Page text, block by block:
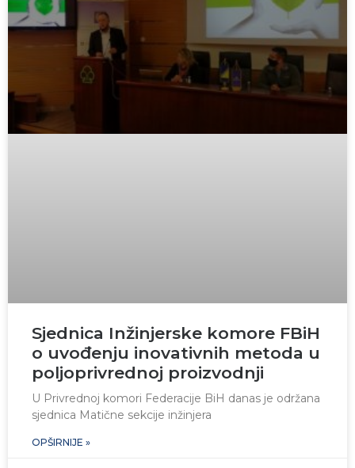
Sjednica Inžinjerske komore FBiH
o uvođenju inovativnih metoda u
poljoprivrednoj proizvodnji
U Privrednoj komori Federacije BiH danas je održana
sjednica Matične sekcije inžinjera
OPŠIRNIJE »